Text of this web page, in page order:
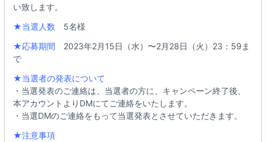
い致します。
★当選人数 5名様
★応募期間 2023年2月15日（水）〜2月28日（火）23：59ま
で
★当選者の発表について
・当選発表のご連絡は、当選者の方に、キャンペーン終了後、
本アカウントよりDMにてご連絡をいたします。
・当選DMのご連絡をもって当選発表とさせていただきます。
★注意事項